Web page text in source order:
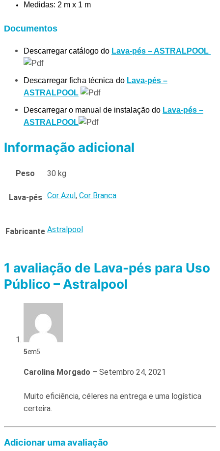
Medidas: 2 m x 1 m
Documentos
Descarregar catálogo do Lava-pés – ASTRALPOOL
Descarregar ficha técnica do Lava-pés –
ASTRALPOOL
Descarregar o manual de instalação do Lava-pés –
ASTRALPOOL
Informação adicional
Peso 30 kg
Lava-pés Cor Azul , Cor Branca
Fabricante Astralpool
1 avaliação de Lava-pés para Uso
Público – Astralpool
5em 5
Carolina Morgado – Setembro 24, 2021
Muito eficiência, céleres na entrega e uma logística
certeira.
Adicionar uma avaliação